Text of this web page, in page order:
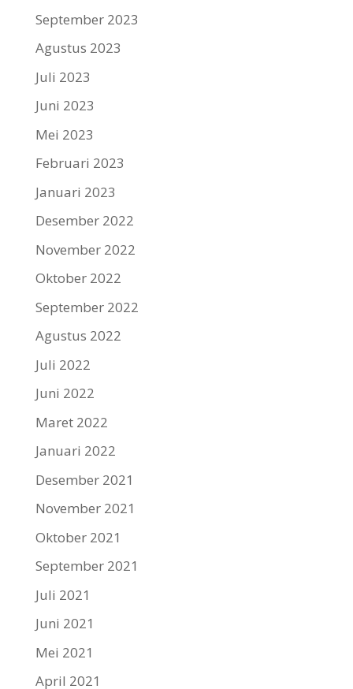
September 2023
Agustus 2023
Juli 2023
Juni 2023
Mei 2023
Februari 2023
Januari 2023
Desember 2022
November 2022
Oktober 2022
September 2022
Agustus 2022
Juli 2022
Juni 2022
Maret 2022
Januari 2022
Desember 2021
November 2021
Oktober 2021
September 2021
Juli 2021
Juni 2021
Mei 2021
April 2021